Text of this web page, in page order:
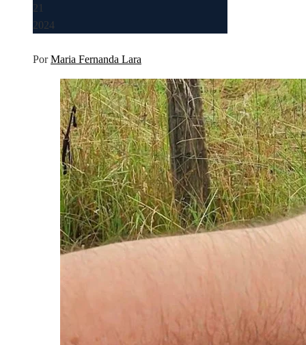
21
2024
PorMaria Fernanda Lara